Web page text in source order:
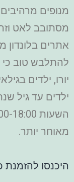
מנופים
מסתובב לאט
אתרים בלונדון
ילדים עד גיל
מאוחר יותר.
היכנסו